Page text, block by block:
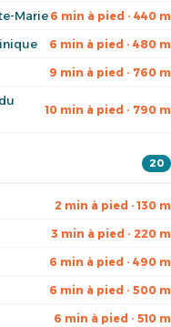
Marie 6 min à pied · 440 m
6 min à pied · 480 m
9 min à pied · 760 m
10 min à pied · 790 m
20
2 min à pied · 130 m
3 min à pied · 220 m
6 min à pied · 490 m
6 min à pied · 500 m
6 min à pied · 510 m